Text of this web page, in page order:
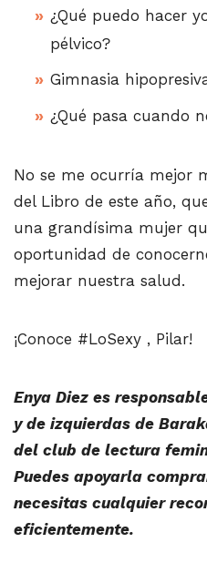
¿Qué puedo hacer
pélvico?
Gimnasia
¿Qué pasa cuando
No se me ocurría mejor
del Libro de este año,
una grandísima mujer
oportunidad de
mejorar nuestra salud.
¡Conoce #LoSexy , Pilar!
Enya Diez es
y de izquierdas de
del club de lectura
Puedes apoyarla
necesitas cualquier
eficientemente.